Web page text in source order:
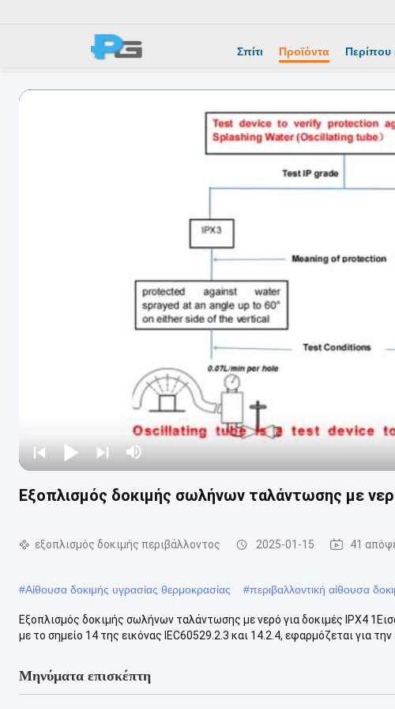
Σπίτι Προϊόντα Περίπου
Εξοπλισμός δοκιμής σωλήνων ταλάντωσης με
εξοπλισμός δοκιμής περιβάλλοντος 2025-01-15 41
#Αίθουσα δοκιμής υγρασίας θερμοκρασίας #περιβαλλοντική αίθουσα
Εξοπλισμός δοκιμής σωλήνων ταλάντωσης με νερό για δοκιμές IPX4
με το σημείο 14 της εικόνας IEC60529.2.3 και 14.2.4, εφαρμόζεται για την
Μηνύματα επισκέπτη